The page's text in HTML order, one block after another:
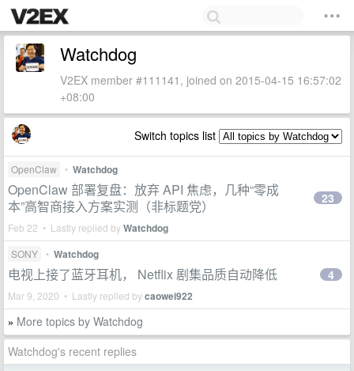
Watchdog
V2EX member #111141, joined on 2015-04-15 16:57:02
+08:00
Switch topics list
OpenClaw • Watchdog
OpenClaw 部署复盘：放弃 API 焦虑，几种“零成
本”高智商接入方案实测（非标题党）
Feb 22 • Lastly replied byWatchdog
23
SONY • Watchdog
电视上接了蓝牙耳机， Netflix 剧集品质自动降低
Mar 9, 2020 • Lastly replied bycaowei922
4
» More topics by Watchdog
Watchdog's recent replies